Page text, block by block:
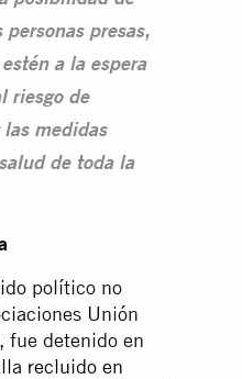
presas,
a la espera
riesgo de
medidas
de toda la
político no
Unión
fue detenido en
recluido en